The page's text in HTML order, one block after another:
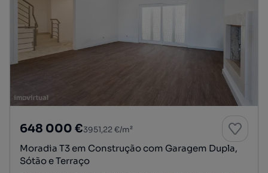
648 000 €3951,22 €/m²
Moradia T3 em Construção com Garagem Dupla,
Sótão e Terraço